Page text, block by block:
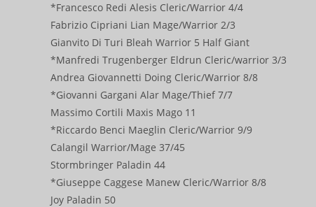
*Francesco Redi Alesis Cleric/Warrior 4/4
Fabrizio Cipriani Lian Mage/Warrior 2/3
Gianvito Di Turi Bleah Warrior 5 Half Giant
*Manfredi Trugenberger Eldrun Cleric/warrior 3/3
Andrea Giovannetti Doing Cleric/Warrior 8/8
*Giovanni Gargani Alar Mage/Thief 7/7
Massimo Cortili Maxis Mago 11
*Riccardo Benci Maeglin Cleric/Warrior 9/9
Calangil Warrior/Mage 37/45
Stormbringer Paladin 44
*Giuseppe Caggese Manew Cleric/Warrior 8/8
Joy Paladin 50